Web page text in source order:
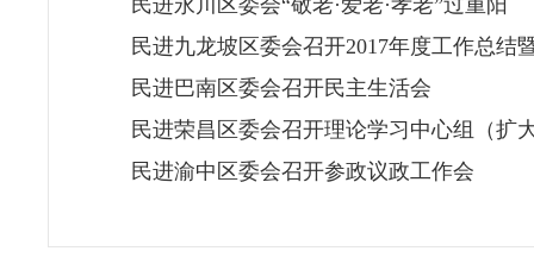
民进九龙坡区委会召开2017年度工作总结
民进巴南区委会召开民主生活会
民进荣昌区委会召开理论学习中心组（扩
民进渝中区委会召开参政议政工作会